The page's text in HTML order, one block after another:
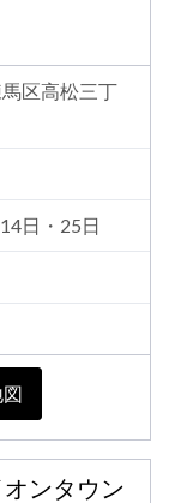
区高松三丁
日・25日
ンタウン